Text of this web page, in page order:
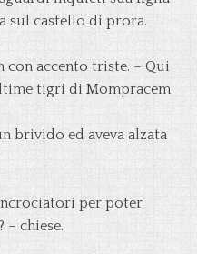
sul castello di prora.
con accento triste. – Qui
tigri di Mompracem.
brivido ed aveva alzata
per poter
– chiese.